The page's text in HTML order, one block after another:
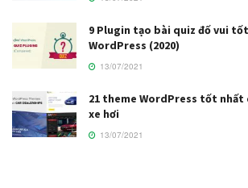
9 Plugin tạo bài quiz đố vui
WordPress (2020)
13/07/2021
21 theme WordPress tốt nhất
xe hơi
13/07/2021